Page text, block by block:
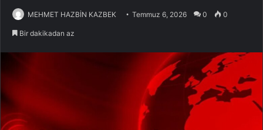
MEHMET HAZBİN KAZBEK Temmuz 6, 2026 0 0
Bir dakikadan az